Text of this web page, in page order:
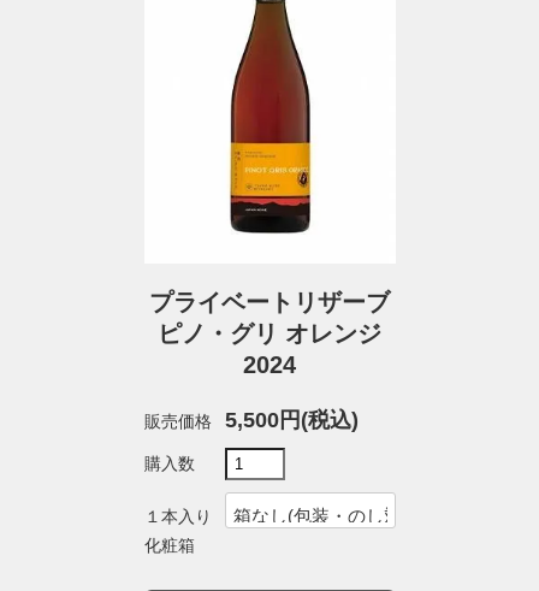
プライベートリザーブ
ピノ・グリ オレンジ
2024
販売価格 5,500円(税込)
購入数
１本入り
化粧箱